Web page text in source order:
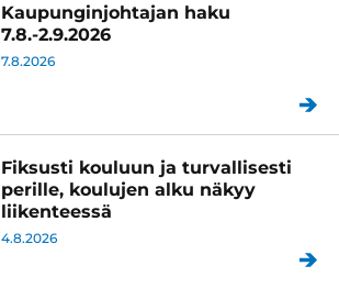
Kaupunginjohtajan haku
7.8.-2.9.2026
7.8.2026
Fiksusti kouluun ja turvallisesti
perille, koulujen alku näkyy
liikenteessä
4.8.2026